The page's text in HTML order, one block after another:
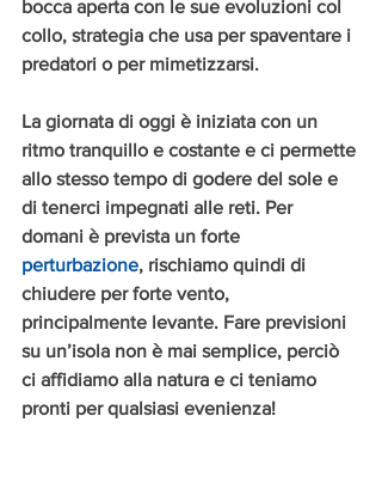
bocca aperta con le sue evoluzioni col
collo, strategia che usa per spaventare i
predatori o per mimetizzarsi.
La giornata di oggi è iniziata con un
ritmo tranquillo e costante e ci permette
allo stesso tempo di godere del sole e
di tenerci impegnati alle reti. Per
domani è prevista un forte
perturbazione, rischiamo quindi di
chiudere per forte vento,
principalmente levante. Fare previsioni
su un’isola non è mai semplice, perciò
ci affidiamo alla natura e ci teniamo
pronti per qualsiasi evenienza!